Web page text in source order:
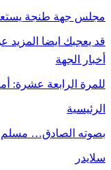
مجلس جهة طنجة يستعد
قد يعجبك ايضا المزيد
أخبار الجهة
للمرة الرابعة عشرة:
الرئيسية
بصوته الصادق… مسلم
سلايدر